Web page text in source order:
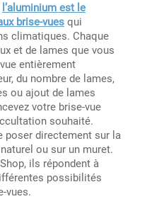
l’aluminium est le
brise-vues qui
climatiques. Chaque
et de lames que vous
entièrement
du nombre de lames,
ou ajout de lames
votre brise-vue
souhaité.
poser directement sur la
ou sur un muret.
ils répondent à
possibilités
vues.